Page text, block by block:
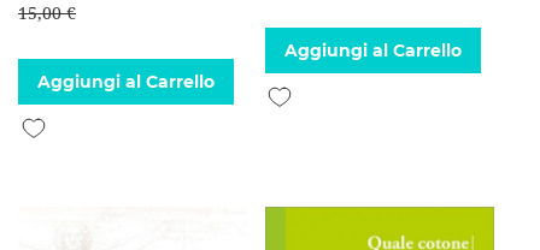
15,00 €
Aggiungi al Carrello
Aggiungi alla lista desideri
Aggiungi al Carrello
Aggiungi alla lista desideri